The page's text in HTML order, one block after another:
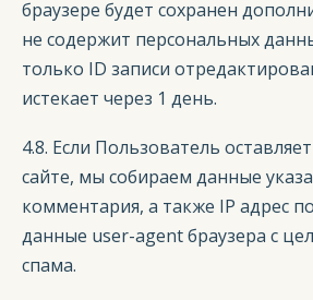
браузере будет сохранен
не содержит персональных
только ID записи
истекает через 1 день.
4.8. Если Пользователь
сайте, мы собираем данные
комментария, а также IP адрес
данные user-agent браузера с
спама.